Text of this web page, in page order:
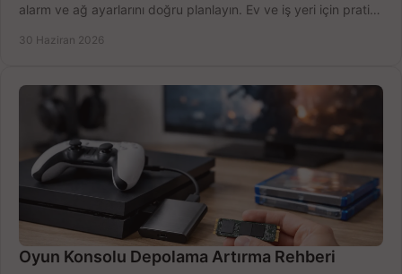
alarm ve ağ ayarlarını doğru planlayın. Ev ve iş yeri için pratik
30 Haziran 2026
Oyun Konsolu Depolama Artırma Rehberi